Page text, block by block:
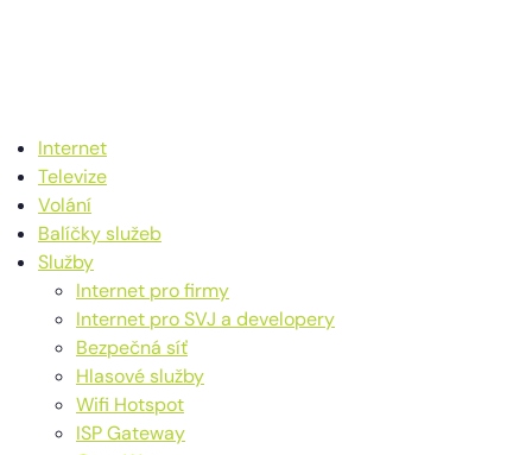
Internet
Televize
Volání
Balíčky služeb
Služby
Internet pro firmy
Internet pro SVJ a developery
Bezpečná síť
Hlasové služby
Wifi Hotspot
ISP Gateway